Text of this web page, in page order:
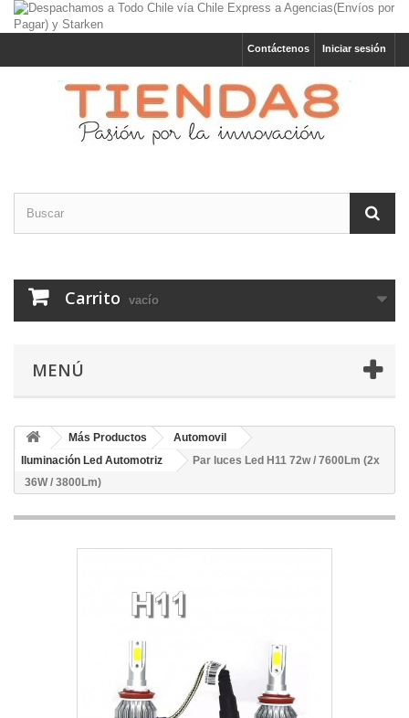
Iniciar sesión
Contáctenos
Carrito vacío
MENÚ
Más Productos
Automovil
Iluminación Led Automotriz
Par luces Led H11 72w / 7600Lm (2x
36W / 3800Lm)